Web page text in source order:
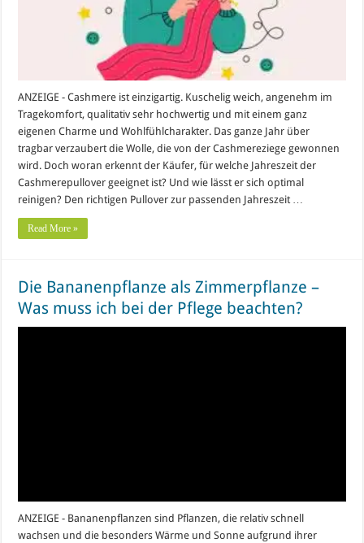
ANZEIGE - Cashmere ist einzigartig. Kuschelig weich, angenehm im
Tragekomfort, qualitativ sehr hochwertig und mit einem ganz
eigenen Charme und Wohlfühlcharakter. Das ganze Jahr über
tragbar verzaubert die Wolle, die von der Cashmereziege gewonnen
wird. Doch woran erkennt der Käufer, für welche Jahreszeit der
Cashmerepullover geeignet ist? Und wie lässt er sich optimal
reinigen? Den richtigen Pullover zur passenden Jahreszeit …
Read More »
Die Bananenpflanze als Zimmerpflanze –
Was muss ich bei der Pflege beachten?
ANZEIGE - Bananenpflanzen sind Pflanzen, die relativ schnell
wachsen und die besonders Wärme und Sonne aufgrund ihrer